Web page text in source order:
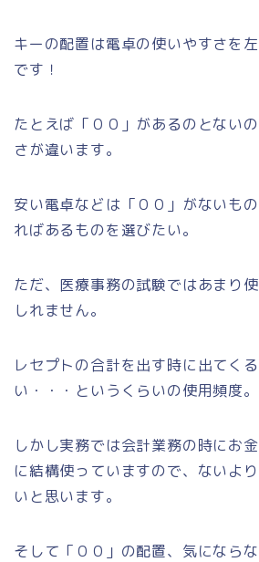
キーの配置は電卓の使いやすさを
です！
たとえば「００」があるのとない
さが違います。
安い電卓などは「００」がないも
ればあるものを選びたい。
ただ、医療事務の試験ではあまり
しれません。
レセプトの合計を出す時に出てく
い・・・というくらいの使用頻度。
しかし実務では会計業務の時にお
に結構使っていますので、ないよ
いと思います。
そして「００」の配置、気になら